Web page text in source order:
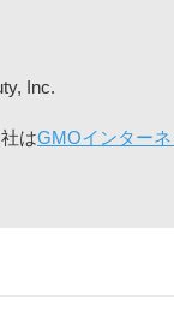
Inc.
はGMOインター